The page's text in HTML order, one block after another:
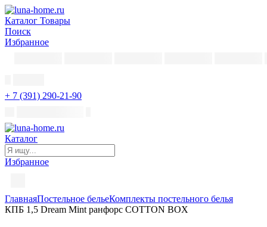
Каталог Товары
Поиск
Избранное
+ 7 (391) 290-21-90
Каталог
Избранное
ГлавнаяПостельное бельеКомплекты постельного белья
КПБ 1,5 Dream Mint ранфорс COTTON BOX